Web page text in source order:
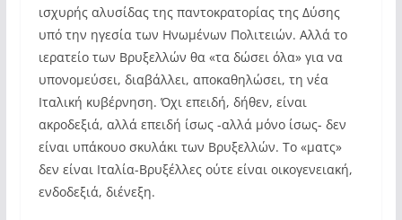
ισχυρής αλυσίδας της παντοκρατορίας της Δύσης
υπό την ηγεσία των Ηνωμένων Πολιτειών. Αλλά το
ιερατείο των Βρυξελλών θα «τα δώσει όλα» για να
υπονομεύσει, διαβάλλει, αποκαθηλώσει, τη νέα
Ιταλική κυβέρνηση. Όχι επειδή, δήθεν, είναι
ακροδεξιά, αλλά επειδή ίσως -αλλά μόνο ίσως- δεν
είναι υπάκουο σκυλάκι των Βρυξελλών. Το «ματς»
δεν είναι Ιταλία-Βρυξέλλες ούτε είναι οικογενειακή,
ενδοδεξιά, διένεξη.